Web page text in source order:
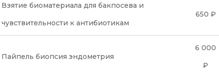
Взятие биоматериала для бакпосева и
чувствительности к антибиотикам
650 ₽
Пайпель биопсия эндометрия
6 000
₽